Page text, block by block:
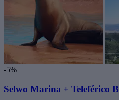
-5%
Selwo Marina + Teleférico